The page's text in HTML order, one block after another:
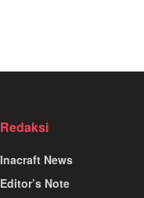
Redaksi
Inacraft News
Editor’s Note